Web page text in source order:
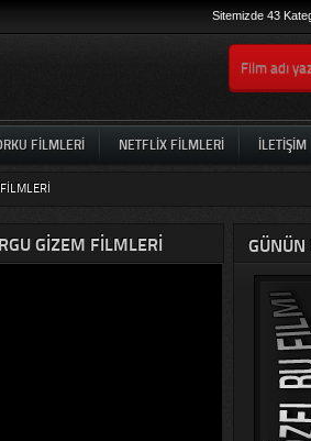
Sitemizde 43
FILMLERI NETFLIX FILMLERI İLETIŞIM
GIZEM FILMLERI